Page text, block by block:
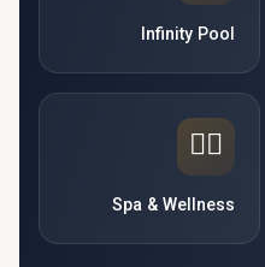
Infinity Pool
🧘‍♀️
Spa & Wellness